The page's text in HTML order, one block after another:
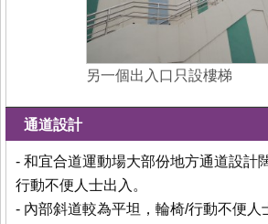
另一個出入口只設樓梯
通道設計
- 和宜合道運動場大部份地方通道設計
行動不便人士出入。
- 內部斜道較為平坦，輪椅/行動不便人